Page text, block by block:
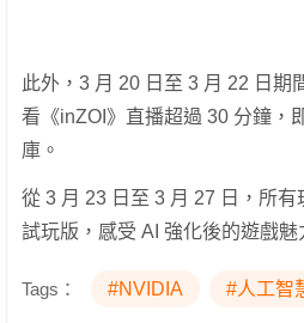
此外，3 月 20 日至 3 月 22 日期
看《inZOI》直播超過 30 分鐘，
庫。
從 3 月 23 日至 3 月 27 日，所
試玩版，感受 AI 強化後的遊戲魅
Tags： #NVIDIA #人工智